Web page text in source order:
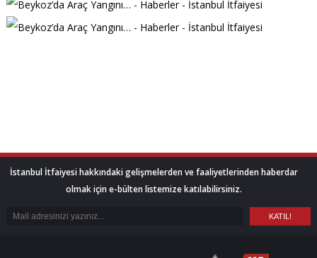
İstanbul İtfaiyesi hakkındaki gelişmelerden ve faaliyetlerinden haberdar
olmak için e-bülten listemize katılabilirsiniz.